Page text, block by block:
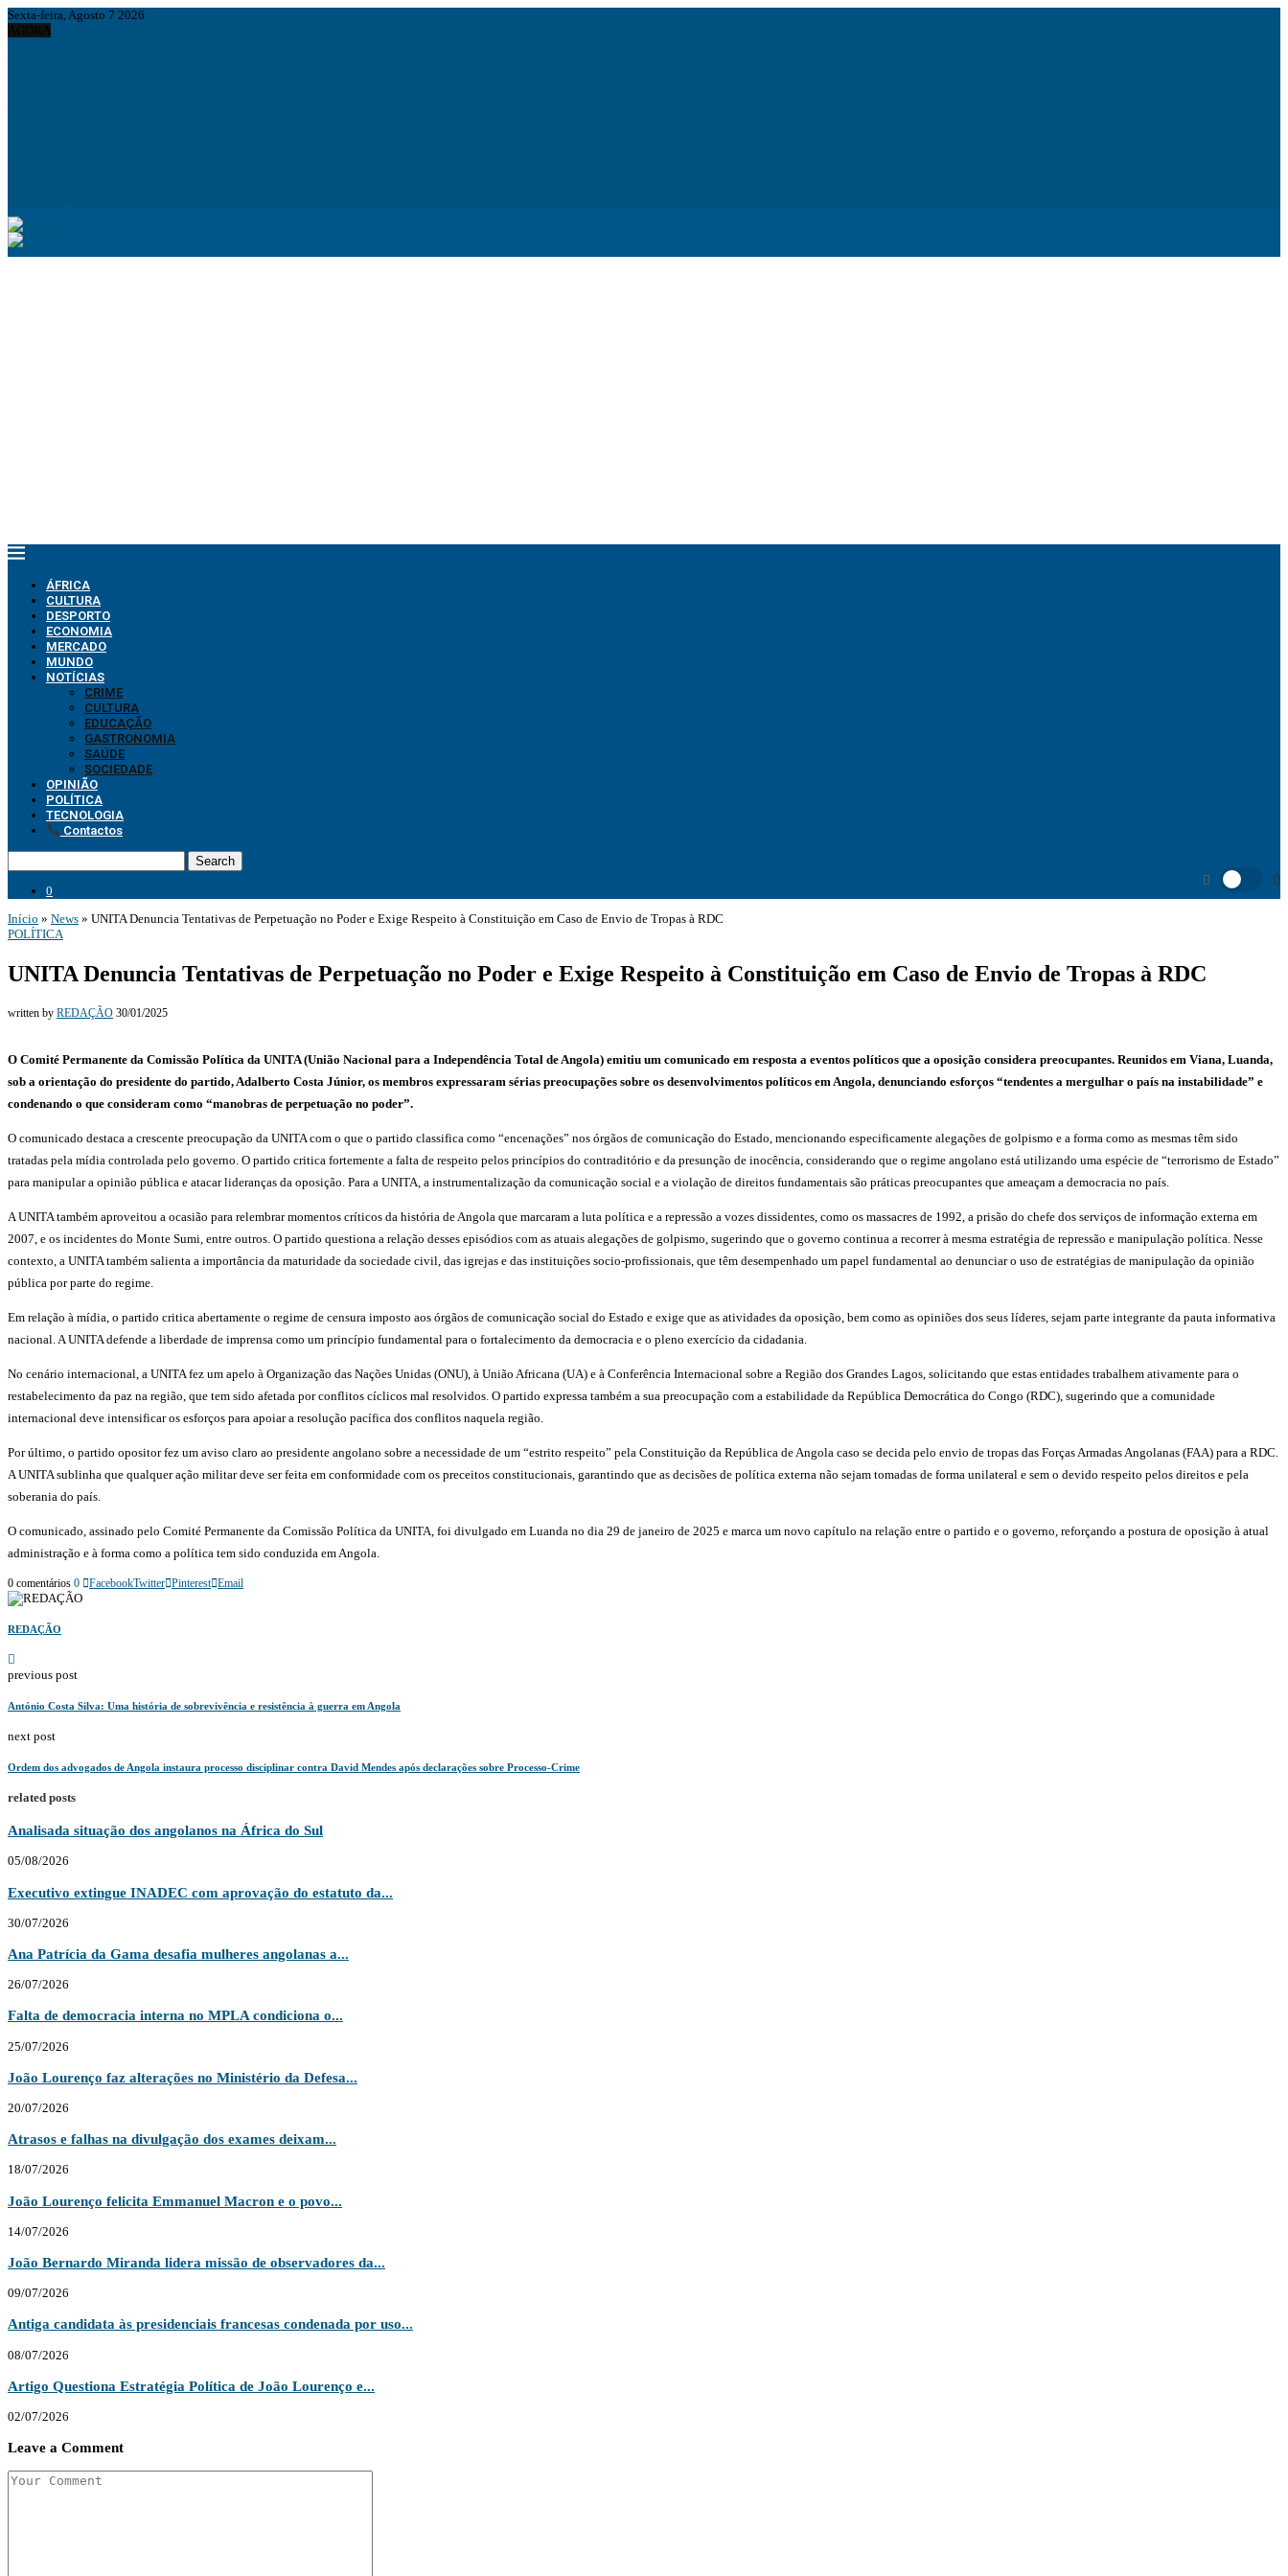
Sexta-feira, Agosto 7 2026
ÁFRICA
CULTURA
DESPORTO
ECONOMIA
MERCADO
MUNDO
NOTÍCIAS
CRIME
CULTURA
EDUCAÇÃO
GASTRONOMIA
SAÚDE
SOCIEDADE
OPINIÃO
POLÍTICA
TECNOLOGIA
Contactos
Search
0
Início » News » UNITA Denuncia Tentativas de Perpetuação no Poder e Exige Respeito à Constituição em Caso de Envio de Tropas à RDC
POLÍTICA
UNITA Denuncia Tentativas de Perpetuação no Poder e Exige Respeito à Constituição em Caso de Envio de Tropas à RDC
written by REDAÇÃO 30/01/2025
O Comité Permanente da Comissão Política da UNITA (União Nacional para a Independência Total de Angola) emitiu um comunicado em resposta a eventos políticos que a oposição considera preocupantes. Reunidos em Viana, Luanda,
sob a orientação do presidente do partido, Adalberto Costa Júnior, os membros expressaram sérias preocupações sobre os desenvolvimentos políticos em Angola, denunciando esforços “tendentes a mergulhar o país na instabilidade” e
condenando o que consideram como “manobras de perpetuação no poder”.
O comunicado destaca a crescente preocupação da UNITA com o que o partido classifica como “encenações” nos órgãos de comunicação do Estado, mencionando especificamente alegações de golpismo e a forma como as mesmas têm sido
tratadas pela mídia controlada pelo governo. O partido critica fortemente a falta de respeito pelos princípios do contraditório e da presunção de inocência, considerando que o regime angolano está utilizando uma espécie de “terrorismo de Estado”
para manipular a opinião pública e atacar lideranças da oposição. Para a UNITA, a instrumentalização da comunicação social e a violação de direitos fundamentais são práticas preocupantes que ameaçam a democracia no país.
A UNITA também aproveitou a ocasião para relembrar momentos críticos da história de Angola que marcaram a luta política e a repressão a vozes dissidentes, como os massacres de 1992, a prisão do chefe dos serviços de informação externa em
2007, e os incidentes do Monte Sumi, entre outros. O partido questiona a relação desses episódios com as atuais alegações de golpismo, sugerindo que o governo continua a recorrer à mesma estratégia de repressão e manipulação política. Nesse
contexto, a UNITA também salienta a importância da maturidade da sociedade civil, das igrejas e das instituições socio-profissionais, que têm desempenhado um papel fundamental ao denunciar o uso de estratégias de manipulação da opinião
pública por parte do regime.
Em relação à mídia, o partido critica abertamente o regime de censura imposto aos órgãos de comunicação social do Estado e exige que as atividades da oposição, bem como as opiniões dos seus líderes, sejam parte integrante da pauta informativa
nacional. A UNITA defende a liberdade de imprensa como um princípio fundamental para o fortalecimento da democracia e o pleno exercício da cidadania.
No cenário internacional, a UNITA fez um apelo à Organização das Nações Unidas (ONU), à União Africana (UA) e à Conferência Internacional sobre a Região dos Grandes Lagos, solicitando que estas entidades trabalhem ativamente para o
restabelecimento da paz na região, que tem sido afetada por conflitos cíclicos mal resolvidos. O partido expressa também a sua preocupação com a estabilidade da República Democrática do Congo (RDC), sugerindo que a comunidade
internacional deve intensificar os esforços para apoiar a resolução pacífica dos conflitos naquela região.
Por último, o partido opositor fez um aviso claro ao presidente angolano sobre a necessidade de um “estrito respeito” pela Constituição da República de Angola caso se decida pelo envio de tropas das Forças Armadas Angolanas (FAA) para a RDC.
A UNITA sublinha que qualquer ação militar deve ser feita em conformidade com os preceitos constitucionais, garantindo que as decisões de política externa não sejam tomadas de forma unilateral e sem o devido respeito pelos direitos e pela
soberania do país.
O comunicado, assinado pelo Comité Permanente da Comissão Política da UNITA, foi divulgado em Luanda no dia 29 de janeiro de 2025 e marca um novo capítulo na relação entre o partido e o governo, reforçando a postura de oposição à atual
administração e à forma como a política tem sido conduzida em Angola.
0 comentários 0 FacebookTwitter Pinterest Email
REDAÇÃO
previous post
António Costa Silva: Uma história de sobrevivência e resistência à guerra em Angola
next post
Ordem dos advogados de Angola instaura processo disciplinar contra David Mendes após declarações sobre Processo-Crime
related posts
Analisada situação dos angolanos na África do Sul
05/08/2026
Executivo extingue INADEC com aprovação do estatuto da...
30/07/2026
Ana Patrícia da Gama desafia mulheres angolanas a...
26/07/2026
Falta de democracia interna no MPLA condiciona o...
25/07/2026
João Lourenço faz alterações no Ministério da Defesa...
20/07/2026
Atrasos e falhas na divulgação dos exames deixam...
18/07/2026
João Lourenço felicita Emmanuel Macron e o povo...
14/07/2026
João Bernardo Miranda lidera missão de observadores da...
09/07/2026
Antiga candidata às presidenciais francesas condenada por uso...
08/07/2026
Artigo Questiona Estratégia Política de João Lourenço e...
02/07/2026
Leave a Comment